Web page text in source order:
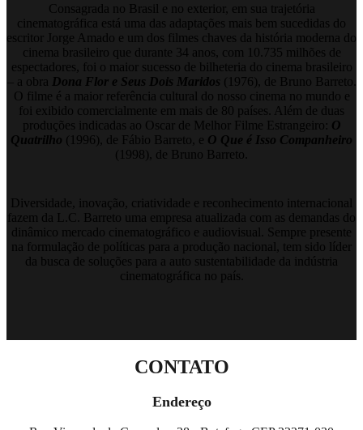
Consagrada no Brasil e no exterior, em sua trajetória
cinematográfica está uma das adaptações mais bem sucedidas do
escritor Jorge Amado e um dos filmes chaves da história moderna do
cinema brasileiro que durante 34 anos, com 10.735 milhões de
espectadores, foi o maior sucesso de bilheteria do cinema brasileiro
– a obra Dona Flor e Seus Dois Maridos (1976), de Bruno Barreto.
O filme é a maior referência cultural do nosso cinema no mundo e
foi exibido comercialmente em mais de 80 países. Além de duas
produções indicadas ao Oscar de Melhor Filme Estrangeiro: O
Quatrilho (1996), de Fábio Barreto, e O Que é Isso Companheiro
(1998), de Bruno Barreto.
Diversidade, inovação, criatividade e reconhecimento internacional
fazem da L.C. Barreto uma empresa atualizada com as demandas do
dinâmico mercado cinematográfico e audiovisual. Sempre presente
na formulação de políticas para a produção nacional, tem sido líder
da busca de soluções para a auto sustentabilidade da indústria
cinematográfica no país.
CONTATO
Endereço